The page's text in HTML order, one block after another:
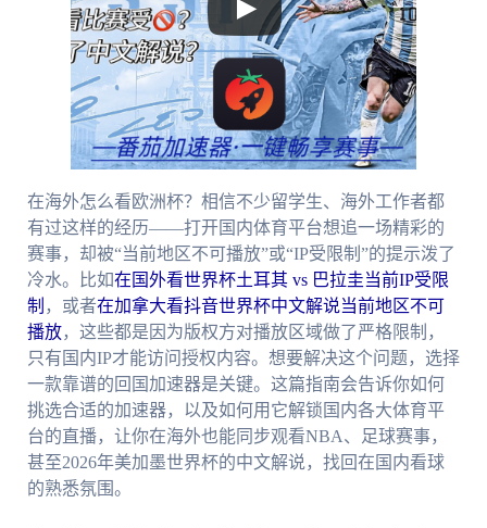
在海外怎么看欧洲杯？相信不少留学生、海外工作者都
有过这样的经历——打开国内体育平台想追一场精彩的
赛事，却被“当前地区不可播放”或“IP受限制”的提示泼了
冷水。比如在国外看世界杯土耳其 vs 巴拉圭当前IP受限
制 ，或者在加拿大看抖音世界杯中文解说当前地区不可
播放，这些都是因为版权方对播放区域做了严格限制，
只有国内IP才能访问授权内容。想要解决这个问题，选择
一款靠谱的回国加速器是关键。这篇指南会告诉你如何
挑选合适的加速器，以及如何用它解锁国内各大体育平
台的直播，让你在海外也能同步观看NBA、足球赛事，
甚至2026年美加墨世界杯的中文解说，找回在国内看球
的熟悉氛围。